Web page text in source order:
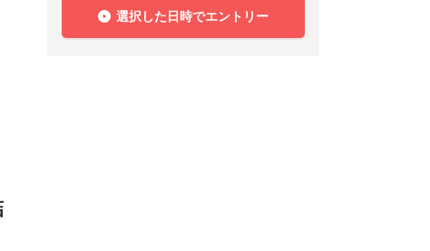
選択した日時でエントリー